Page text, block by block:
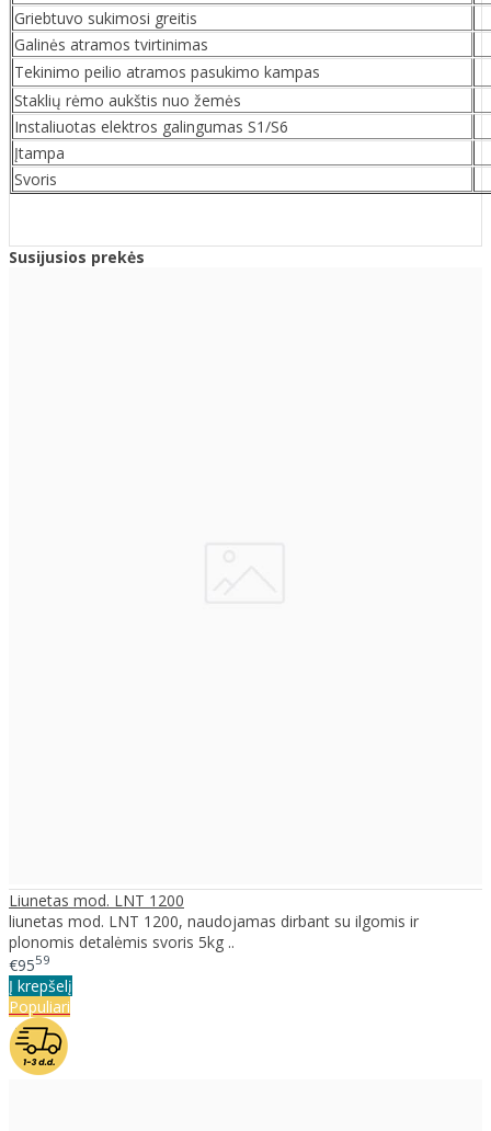
Griebtuvo sukimosi greitis
Galinės atramos tvirtinimas
Tekinimo peilio atramos pasukimo kampas
Staklių rėmo aukštis nuo žemės
Instaliuotas elektros galingumas S1/S6
Įtampa
Svoris
Susijusios prekės
Liunetas mod. LNT 1200
liunetas mod. LNT 1200, naudojamas dirbant su ilgomis ir
plonomis detalėmis svoris 5kg ..
€9559
Į krepšelį
Populiari